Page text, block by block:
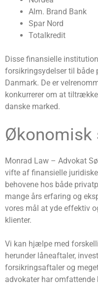
Alm. Brand Bank
Spar Nord
Totalkredit
Disse finansielle
forsikringsydelser til både
Danmark. De er
konkurrerer om at
danske marked.
Økonomisk
Monrad Law – Advokat
vifte af finansielle
behovene hos både
mange års erfaring og
vores mål at yde effektiv
klienter.
Vi kan hjælpe med
herunder låneaftaler,
forsikringsaftaler og
advokater har